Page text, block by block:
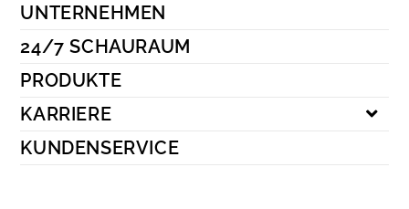
UNTERNEHMEN
24/7 SCHAURAUM
PRODUKTE
KARRIERE
KUNDENSERVICE